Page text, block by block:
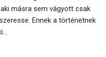
másra sem vágyott csak
Ennek a történetnek